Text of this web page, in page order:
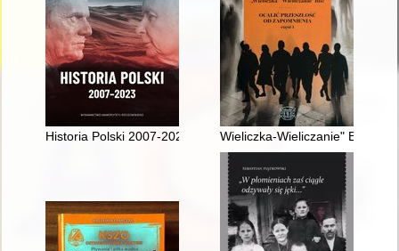
Historia Polski 2007-2023 Wieliczka-Wieliczanie" Bis! :